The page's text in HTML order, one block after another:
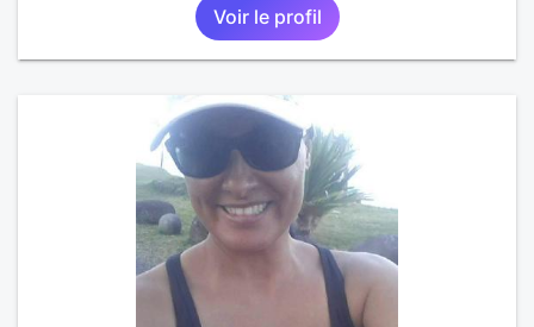
Voir le profil